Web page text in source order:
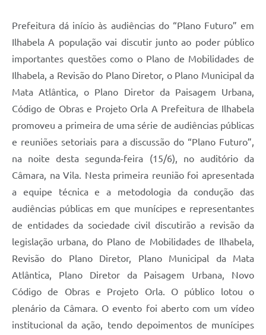
Prefeitura dá início às audiências do “Plano Futuro” em
Ilhabela A população vai discutir junto ao poder público
importantes questões como o Plano de Mobilidades de
Ilhabela, a Revisão do Plano Diretor, o Plano Municipal da
Mata Atlântica, o Plano Diretor da Paisagem Urbana,
Código de Obras e Projeto Orla A Prefeitura de Ilhabela
promoveu a primeira de uma série de audiências públicas
e reuniões setoriais para a discussão do “Plano Futuro”,
na noite desta segunda-feira (15/6), no auditório da
Câmara, na Vila. Nesta primeira reunião foi apresentada
a equipe técnica e a metodologia da condução das
audiências públicas em que munícipes e representantes
de entidades da sociedade civil discutirão a revisão da
legislação urbana, do Plano de Mobilidades de Ilhabela,
Revisão do Plano Diretor, Plano Municipal da Mata
Atlântica, Plano Diretor da Paisagem Urbana, Novo
Código de Obras e Projeto Orla. O público lotou o
plenário da Câmara. O evento foi aberto com um vídeo
institucional da ação, tendo depoimentos de munícipes